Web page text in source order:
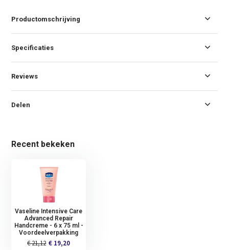
Productomschrijving
Specificaties
Reviews
Delen
Recent bekeken
Vaseline Intensive Care
Advanced Repair
Handcreme - 6 x 75 ml -
Voordeelverpakking
€ 21,12 € 19,20